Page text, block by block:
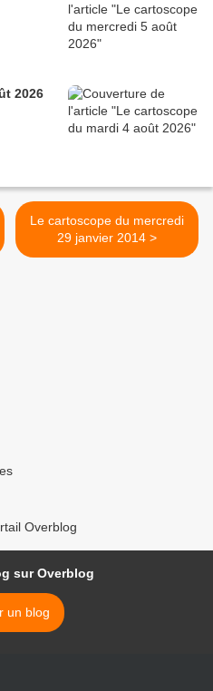
2026
Le cartoscope du mercredi
29 janvier 2014 >
Overblog
sur Overblog
un blog